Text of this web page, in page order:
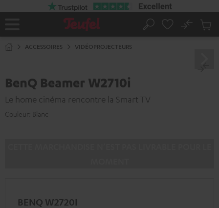
Page
Rechercher
No
ACCESSOIRES VIDÉOPROJECTEURS
BenQ Beamer W2710i
Le home cinéma rencontre la Smart TV
Couleur: Blanc
BENQ W2720I